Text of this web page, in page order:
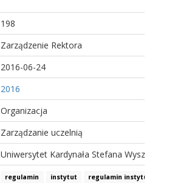
198
Zarządzenie Rektora
2016-06-24
2016
Organizacja
Zarządzanie uczelnią
Uniwersytet Kardynała Stefana
regulamin instytut regulamin instytutu